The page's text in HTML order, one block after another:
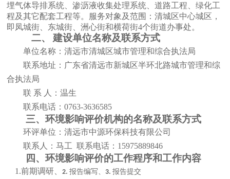
埋气体导排系统、渗沥液收集处理系统、道路工程、绿化工
程及其它配套工程等。服务对象及范围：清城区中心城区，
即凤城街、东城街、洲心街和横荷街4个街道办事处。
二、 建设单位名称及联系方式
单位名称：清远市清城区城市管理和综合执法局
联系地址：广东省清远市新城区半环北路城市管理和综
合执法局
联 系 人：温生
联系电话：0763-3636585
三、环境影响评价机构的名称及联系方式
环评单位：清远市中源环保科技有限公司
联系人：马工 联系电话：15975889846
四、环境影响评价的工作程序和工作内容
1.前期调研、2.报告编写、 3.报告提交